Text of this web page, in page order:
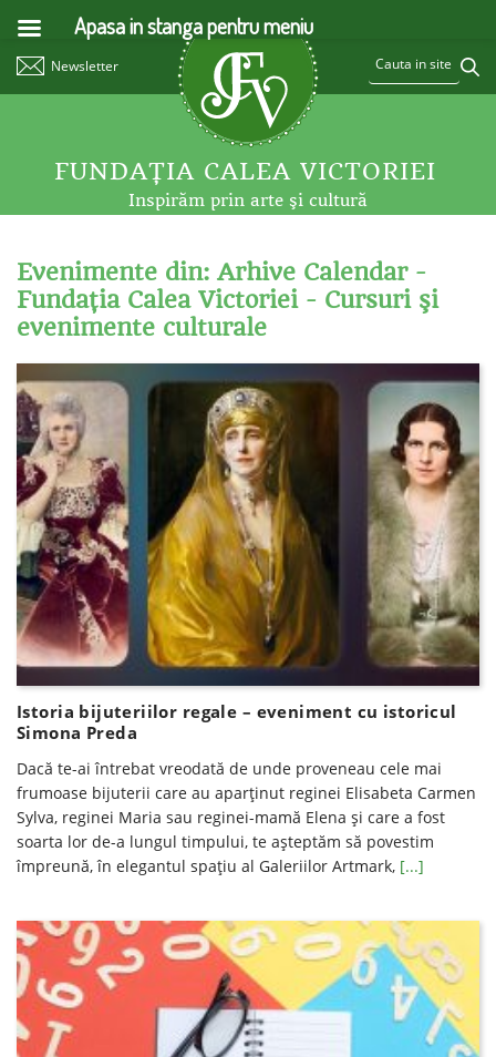
Newsletter
FUNDAŢIA CALEA VICTORIEI
Inspirăm prin arte şi cultură
Evenimente din: Arhive Calendar -
Fundaţia Calea Victoriei - Cursuri şi
evenimente culturale
Istoria bijuteriilor regale – eveniment cu istoricul
Simona Preda
Dacă te-ai întrebat vreodată de unde proveneau cele mai
frumoase bijuterii care au aparținut reginei Elisabeta Carmen
Sylva, reginei Maria sau reginei-mamă Elena și care a fost
soarta lor de-a lungul timpului, te așteptăm să povestim
împreună, în elegantul spaţiu al Galeriilor Artmark, [...]
Apasa in stanga pentru meniu